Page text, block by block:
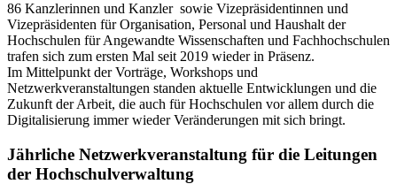
86 Kanzlerinnen und Kanzler ­ sowie Vizepräsidentinnen und
Vizepräsidenten für Organisation, Personal und Haushalt der
Hochschulen für Angewandte Wissenschaften und Fachhochschulen
trafen sich zum ersten Mal seit 2019 wieder in Präsenz.
Im Mittelpunkt der Vorträge, Workshops und
Netzwerkveranstaltungen standen aktuelle Entwicklungen und die
Zukunft der Arbeit, die auch für Hochschulen vor allem durch die
Digitalisierung immer wieder Veränderungen mit sich bringt.
Jährliche Netzwerkveranstaltung für die Leitungen
der Hochschulverwaltung